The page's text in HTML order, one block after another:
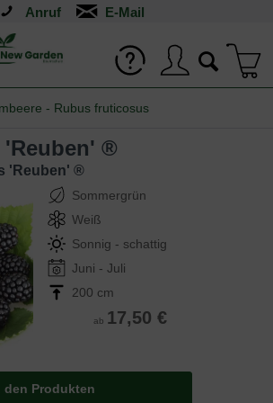
Anruf
- Rubus fruticosus
'Reuben' ®
'Reuben' ®
Sommergrün
Weiß
Sonnig - schattig
Juni - Juli
200 cm
ab 17,50 €
den Produkten